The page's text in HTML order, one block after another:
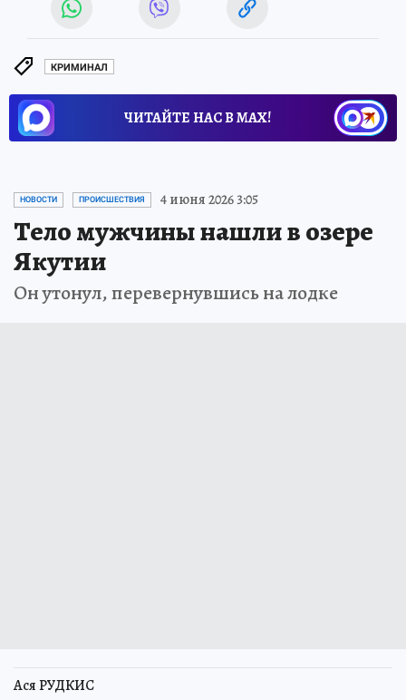
КРИМИНАЛ
ЧИТАЙТЕ НАС В МАХ!
НОВОСТИ ПРОИСШЕСТВИЯ 4 июня 2026 3:05
Тело мужчины нашли в озере
Якутии
Он утонул, перевернувшись на лодке
Ася РУДКИС